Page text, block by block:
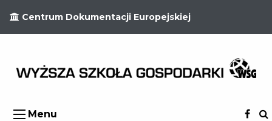
Centrum Dokumentacji Europejskiej
Menu